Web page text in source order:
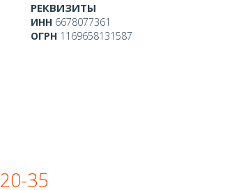
РЕКВИЗИТЫ
ИНН 6678077361
ОГРН 1169658131587
35